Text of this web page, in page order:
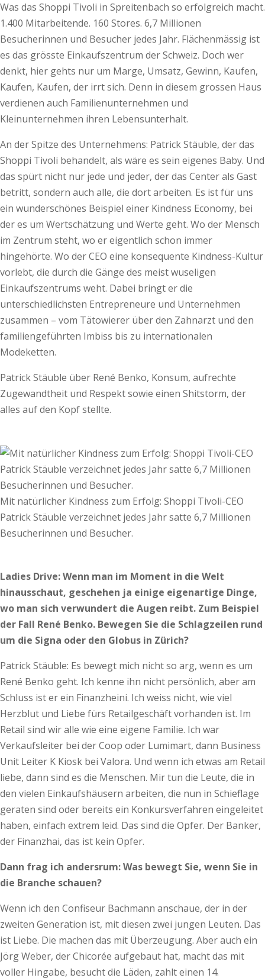
Was das Shoppi Tivoli in Spreitenbach so erfolgreich macht.
1.400 Mitarbeitende. 160 Stores. 6,7 Millionen
Besucherinnen und Besucher jedes Jahr. Flächenmässig ist
es das grösste Einkaufszentrum der Schweiz. Doch wer
denkt, hier gehts nur um Marge, Umsatz, Gewinn, Kaufen,
Kaufen, Kaufen, der irrt sich. Denn in diesem grossen Haus
verdienen auch Familienunternehmen und
Kleinunternehmen ihren Lebensunterhalt.
An der Spitze des Unternehmens: Patrick Stäuble, der das
Shoppi Tivoli behandelt, als wäre es sein eigenes Baby. Und
das spürt nicht nur jede und jeder, der das Center als Gast
betritt, sondern auch alle, die dort arbeiten. Es ist für uns
ein wunderschönes Beispiel einer Kindness Economy, bei
der es um Wertschätzung und Werte geht. Wo der Mensch
im Zentrum steht, wo er eigentlich schon immer
hingehörte. Wo der CEO eine konsequente Kindness-Kultur
vorlebt, die durch die Gänge des meist wuseligen
Einkaufszentrums weht. Dabei bringt er die
unterschiedlichsten Entrepreneure und Unternehmen
zusammen – vom Tätowierer über den Zahnarzt und den
familiengeführten Imbiss bis zu internationalen
Modeketten.
Patrick Stäuble über René Benko, Konsum, aufrechte
Zugewandtheit und Respekt sowie einen Shitstorm, der
alles auf den Kopf stellte.
Mit natürlicher Kindness zum Erfolg: Shoppi Tivoli-CEO
Patrick Stäuble verzeichnet jedes Jahr satte 6,7 Millionen
Besucherinnen und Besucher.
Ladies Drive: Wenn man im Moment in die Welt
hinausschaut, geschehen ja einige eigenartige Dinge,
wo man sich verwundert die Augen reibt. Zum Beispiel
der Fall René Benko. Bewegen Sie die Schlagzeilen rund
um die Signa oder den Globus in Zürich?
Patrick Stäuble: Es bewegt mich nicht so arg, wenn es um
René Benko geht. Ich kenne ihn nicht persönlich, aber am
Schluss ist er ein Finanzheini. Ich weiss nicht, wie viel
Herzblut und Liebe fürs Retailgeschäft vorhanden ist. Im
Retail sind wir alle wie eine eigene Familie. Ich war
Verkaufsleiter bei der Coop oder Lumimart, dann Business
Unit Leiter K Kiosk bei Valora. Und wenn ich etwas am Retail
liebe, dann sind es die Menschen. Mir tun die Leute, die in
den vielen Einkaufshäusern arbeiten, die nun in Schieflage
geraten sind oder bereits ein Konkursverfahren eingeleitet
haben, einfach extrem leid. Das sind die Opfer. Der Banker,
der Finanzhai, das ist kein Opfer.
Dann frag ich andersrum: Was bewegt Sie, wenn Sie in
die Branche schauen?
Wenn ich den Confiseur Bachmann anschaue, der in der
zweiten Generation ist, mit diesen zwei jungen Leuten. Das
ist Liebe. Die machen das mit Überzeugung. Aber auch ein
Jörg Weber, der Chicorée aufgebaut hat, macht das mit
voller Hingabe, besucht die Läden, zahlt einen 14.